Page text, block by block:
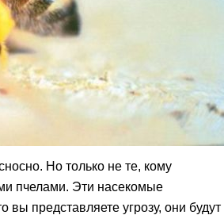
Но только не те, кому
пчелами. Эти насекомые
вы представляете угрозу, они будут